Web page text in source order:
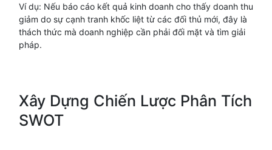
Ví dụ: Nếu báo cáo kết quả kinh doanh cho thấy doanh thu
giảm do sự cạnh tranh khốc liệt từ các đối thủ mới, đây là
thách thức mà doanh nghiệp cần phải đối mặt và tìm giải
pháp.
Xây Dựng Chiến Lược Phân Tích
SWOT